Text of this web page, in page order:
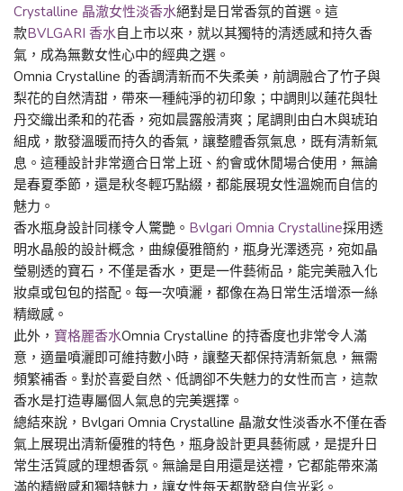
Crystalline 晶澈女性淡香水絕對是日常香氛的首選。這
款BVLGARI 香水自上市以來，就以其獨特的清透感和持久香
氣，成為無數女性心中的經典之選。
Omnia Crystalline 的香調清新而不失柔美，前調融合了竹子與
梨花的自然清甜，帶來一種純淨的初印象；中調則以蓮花與牡
丹交織出柔和的花香，宛如晨露般清爽；尾調則由白木與琥珀
組成，散發溫暖而持久的香氣，讓整體香氛氣息，既有清新氣
息。這種設計非常適合日常上班、約會或休閒場合使用，無論
是春夏季節，還是秋冬輕巧點綴，都能展現女性溫婉而自信的
魅力。
香水瓶身設計同樣令人驚艷。 Bvlgari Omnia Crystalline採用透
明水晶般的設計概念，曲線優雅簡約，瓶身光澤透亮，宛如晶
瑩剔透的寶石，不僅是香水，更是一件藝術品，能完美融入化
妝桌或包包的搭配。每一次噴灑，都像在為日常生活增添一絲
精緻感。
此外， 寶格麗香水Omnia Crystalline 的持香度也非常令人滿
意，適量噴灑即可維持數小時，讓整天都保持清新氣息，無需
頻繁補香。對於喜愛自然、低調卻不失魅力的女性而言，這款
香水是打造專屬個人氣息的完美選擇。
總結來說，Bvlgari Omnia Crystalline 晶澈女性淡香水不僅在香
氣上展現出清新優雅的特色，瓶身設計更具藝術感，是提升日
常生活質感的理想香氛。無論是自用還是送禮，它都能帶來滿
滿的精緻感和獨特魅力，讓女性每天都散發自信光彩。